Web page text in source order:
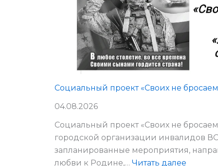
Социальный проект «Своих не
04.08.2026
Социальный проект «Своих не
городской организации инвалидов
запланированные мероприятия,
любви к Родине,… Читать далее